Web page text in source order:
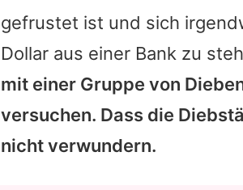
gefrustet ist und sich
Dollar aus einer Bank zu
mit einer Gruppe von
versuchen. Dass die
nicht verwundern.